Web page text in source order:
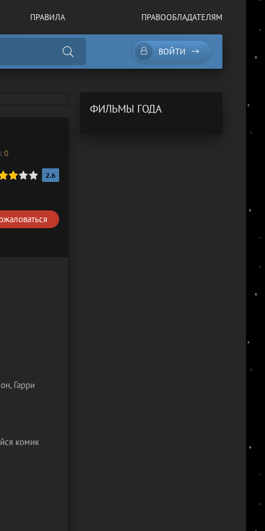
ПРАВИЛА ПРАВООБЛАДАТЕЛЯМ
ВОЙТИ
0
/В хорошем качестве
2.6
Гарри
комик
ФИЛЬМЫ ГОДА